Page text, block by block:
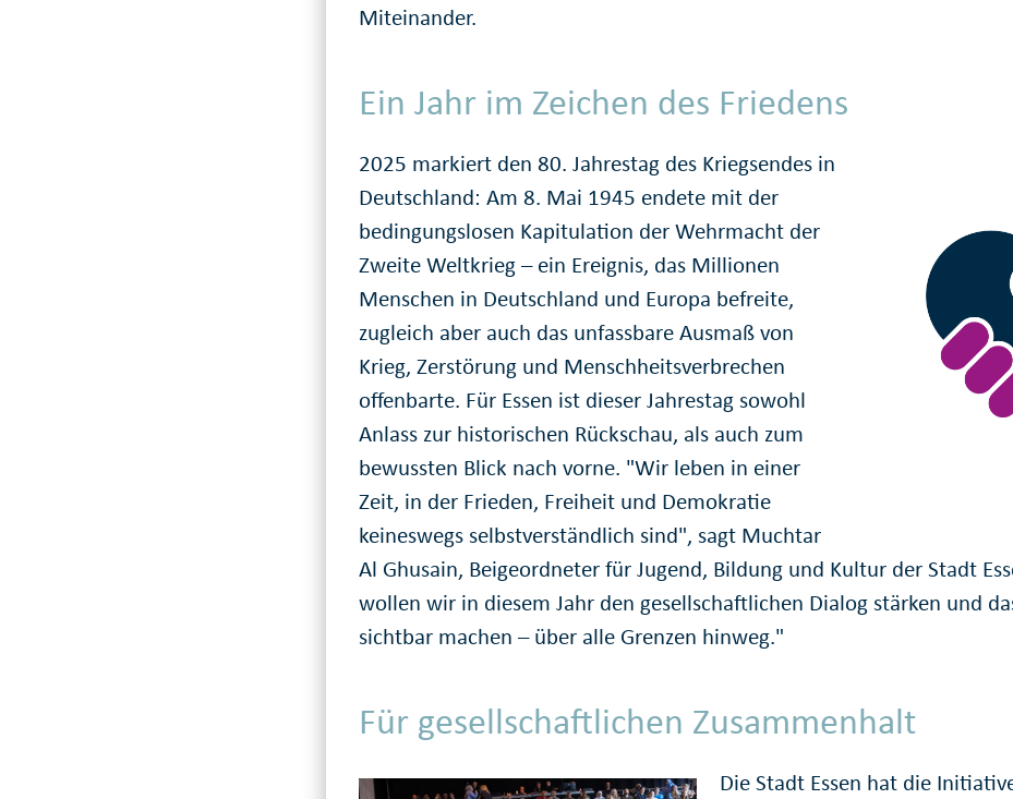
Miteinander.
Ein Jahr im Zeichen des Friedens
2025 markiert den 80. Jahrestag des Kriegsendes in
Deutschland: Am 8. Mai 1945 endete mit der
bedingungslosen Kapitulation der Wehrmacht der
Zweite Weltkrieg – ein Ereignis, das Millionen
Menschen in Deutschland und Europa befreite,
zugleich aber auch das unfassbare Ausmaß von
Krieg, Zerstörung und Menschheitsverbrechen
offenbarte. Für Essen ist dieser Jahrestag sowohl
Anlass zur historischen Rückschau, als auch zum
bewussten Blick nach vorne. "Wir leben in einer
Zeit, in der Frieden, Freiheit und Demokratie
keineswegs selbstverständlich sind", sagt Muchtar
Al Ghusain, Beigeordneter für Jugend, Bildung und Kultur der Stadt
wollen wir in diesem Jahr den gesellschaftlichen Dialog stärken und
sichtbar machen – über alle Grenzen hinweg."
Für gesellschaftlichen Zusammenhalt
Die Stadt Essen hat die